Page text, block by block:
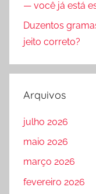
— você já está
Duzentos
jeito correto?
Arquivos
julho 2026
maio 2026
março 2026
fevereiro 2026